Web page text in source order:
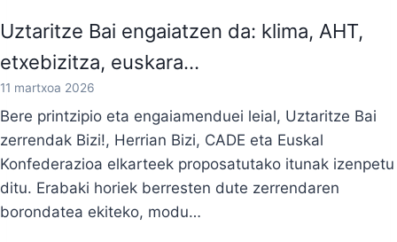
Uztaritze Bai engaiatzen da: klima, AHT,
etxebizitza, euskara…
11 martxoa 2026
Bere printzipio eta engaiamenduei leial, Uztaritze Bai
zerrendak Bizi!, Herrian Bizi, CADE eta Euskal
Konfederazioa elkarteek proposatutako itunak izenpetu
ditu. Erabaki horiek berresten dute zerrendaren
borondatea ekiteko, modu…